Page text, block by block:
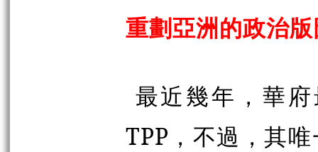
重劃亞洲的政治
最近幾年，華
TPP，不過，其